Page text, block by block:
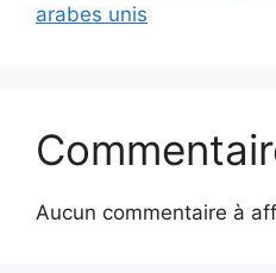
arabes unis
Aucun commentaire à